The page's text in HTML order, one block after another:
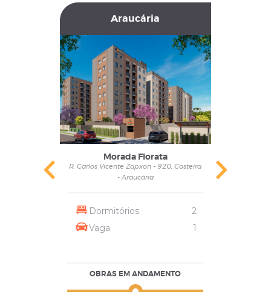
Araucária
Morada Florata
R. Carlos Vicente Zapxon - 920, Costeira
- Araucária
Dormitórios
2
Vaga
1
OBRAS EM ANDAMENTO